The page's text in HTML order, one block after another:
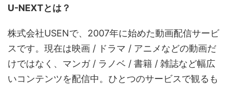
U-NEXTとは？
株式会社USENで、2007年に始めた動画配信サービ
スです。現在は映画 / ドラマ / アニメなどの動画だ
けではなく、マンガ / ラノベ / 書籍 / 雑誌など幅広
いコンテンツを配信中。ひとつのサービスで観るも